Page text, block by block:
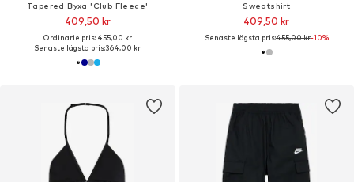
Tapered Byxa 'Club Fleece'
409,50 kr
Ordinarie pris: 455,00 kr
Senaste lägsta pris:364,00 kr
Sweatshirt
409,50 kr
Senaste lägsta pris:455,00 kr-10%